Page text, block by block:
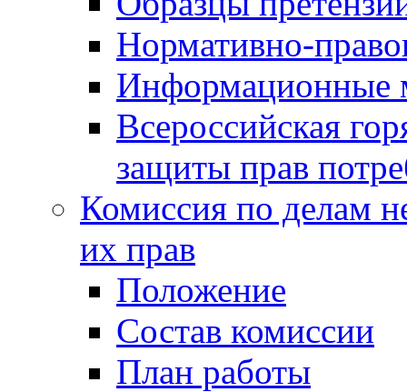
Нормативно-
Информационные
Всероссийская
защиты прав
Комиссия по делам
их прав
Положение
Состав комиссии
План работы